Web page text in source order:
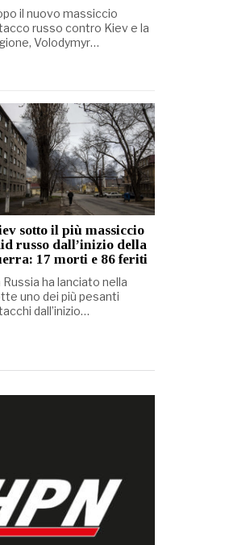
il nuovo massiccio
russo contro Kiev e la
Volodymyr…
sotto il più massiccio
russo dall’inizio della
17 morti e 86 feriti
Russia ha lanciato nella
uno dei più pesanti
dall’inizio…